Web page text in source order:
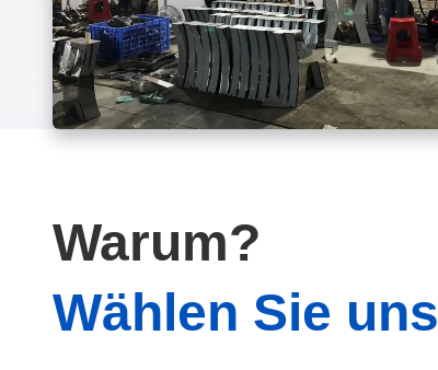
Warum?
Wählen Sie uns